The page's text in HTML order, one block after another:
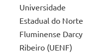
Universidade
Estadual do Norte
Fluminense Darcy
Ribeiro (UENF)